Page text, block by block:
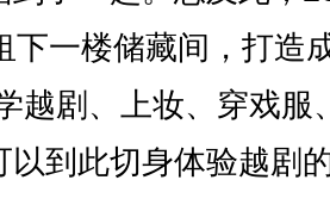
下一楼储藏间，打造
越剧、上妆、穿戏服
到此切身体验越剧